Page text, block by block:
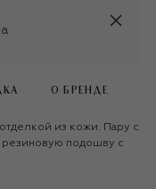
О БРЕНДЕ
из кожи. Пару с
резиновую подошву с